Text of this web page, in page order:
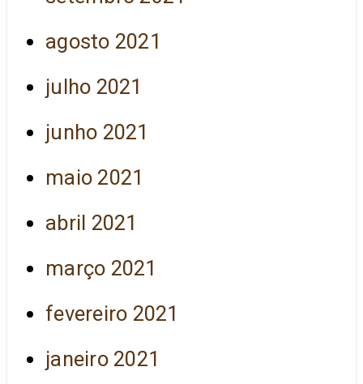
agosto 2021
julho 2021
junho 2021
maio 2021
abril 2021
março 2021
fevereiro 2021
janeiro 2021